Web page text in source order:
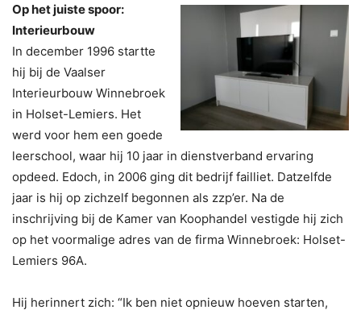
Op het juiste spoor:
Interieurbouw
In december 1996 startte
hij bij de Vaalser
Interieurbouw Winnebroek
in Holset-Lemiers. Het
werd voor hem een goede
leerschool, waar hij 10 jaar in dienstverband ervaring
opdeed. Edoch, in 2006 ging dit bedrijf failliet. Datzelfde
jaar is hij op zichzelf begonnen als zzp’er. Na de
inschrijving bij de Kamer van Koophandel vestigde hij zich
op het voormalige adres van de firma Winnebroek: Holset-
Lemiers 96A.
Hij herinnert zich: “Ik ben niet opnieuw hoeven starten,